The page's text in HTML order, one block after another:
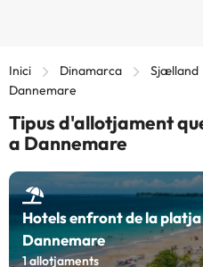
Inici Dinamarca Sjælland
Dannemare
Tipus d'allotjament
a Dannemare
Hotels enfront de la platja
Dannemare
1allotjaments